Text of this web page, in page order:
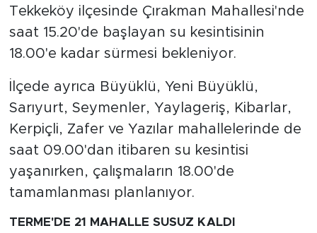
Tekkeköy ilçesinde Çırakman Mahallesi'nde
saat 15.20'de başlayan su kesintisinin
18.00'e kadar sürmesi bekleniyor.
İlçede ayrıca Büyüklü, Yeni Büyüklü,
Sarıyurt, Seymenler, Yaylageriş, Kibarlar,
Kerpiçli, Zafer ve Yazılar mahallelerinde de
saat 09.00'dan itibaren su kesintisi
yaşanırken, çalışmaların 18.00'de
tamamlanması planlanıyor.
TERME'DE 21 MAHALLE SUSUZ KALDI